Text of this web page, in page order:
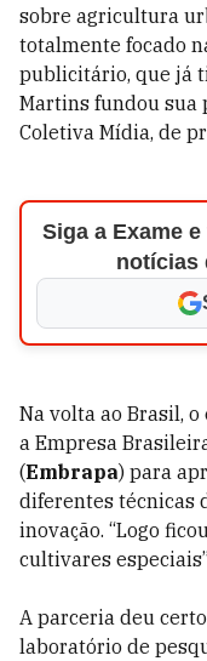
sobre agricultura
totalmente focado
publicitário, que já
Martins fundou sua
Coletiva Mídia, de
Siga a Exame
notícias
Na volta ao Brasil,
a Empresa
(Embrapa) para
diferentes técnicas
inovação. “Logo
cultivares
A parceria deu
laboratório de